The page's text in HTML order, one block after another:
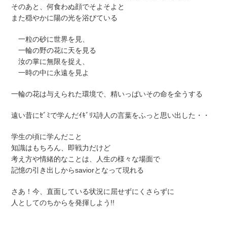
そのあと、何食わぬ顔でそよそよと
また穏やかに陽の光を浴びている
一粒の砂に世界を見、
一輪の野の花に天を見る
汝の掌に無限を捉え、
一時の中に永遠を見よ
一輪の花は与えられた環境で、精いっぱいその命を全うする
遠い昔にｾﾞﾐで学んだｲｷﾞﾘｽ詩人の言葉をふっと思い出した・・
学生の頃に学んだこと
知識はもちろん、即戦力だけど
考え方や情緒的なことは、人生の様々な場面で
記憶の引き出しからsaviorとなって現れる
さあ！今、直面している状況に屈せずにくさらずに
人としてのちからを発揮しよう!!